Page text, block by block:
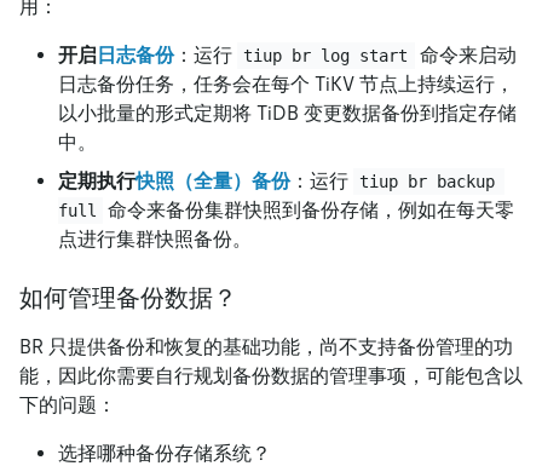
用：
开启 日志备份：运行 tiup br log start
命令来启动
日志备份任务，任务会在每个 TiKV 节点上持续运行，
以小批量的形式定期将 TiDB 变更数据备份到指定存储
中。
定期执行快照（全量）备份：运行 tiup br backup
full
命令来备份集群快照到备份存储，例如在每天零
点进行集群快照备份。
如何管理备份数据？
BR 只提供备份和恢复的基础功能，尚不支持备份管理的功
能，因此你需要自行规划备份数据的管理事项，可能包含以
下的问题：
选择哪种备份存储系统？